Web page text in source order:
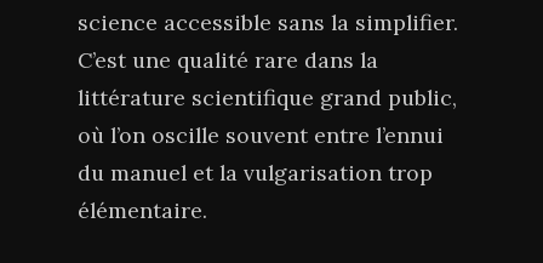
science accessible sans la simplifier.
C’est une qualité rare dans la
littérature scientifique grand public,
où l’on oscille souvent entre l’ennui
du manuel et la vulgarisation trop
élémentaire.